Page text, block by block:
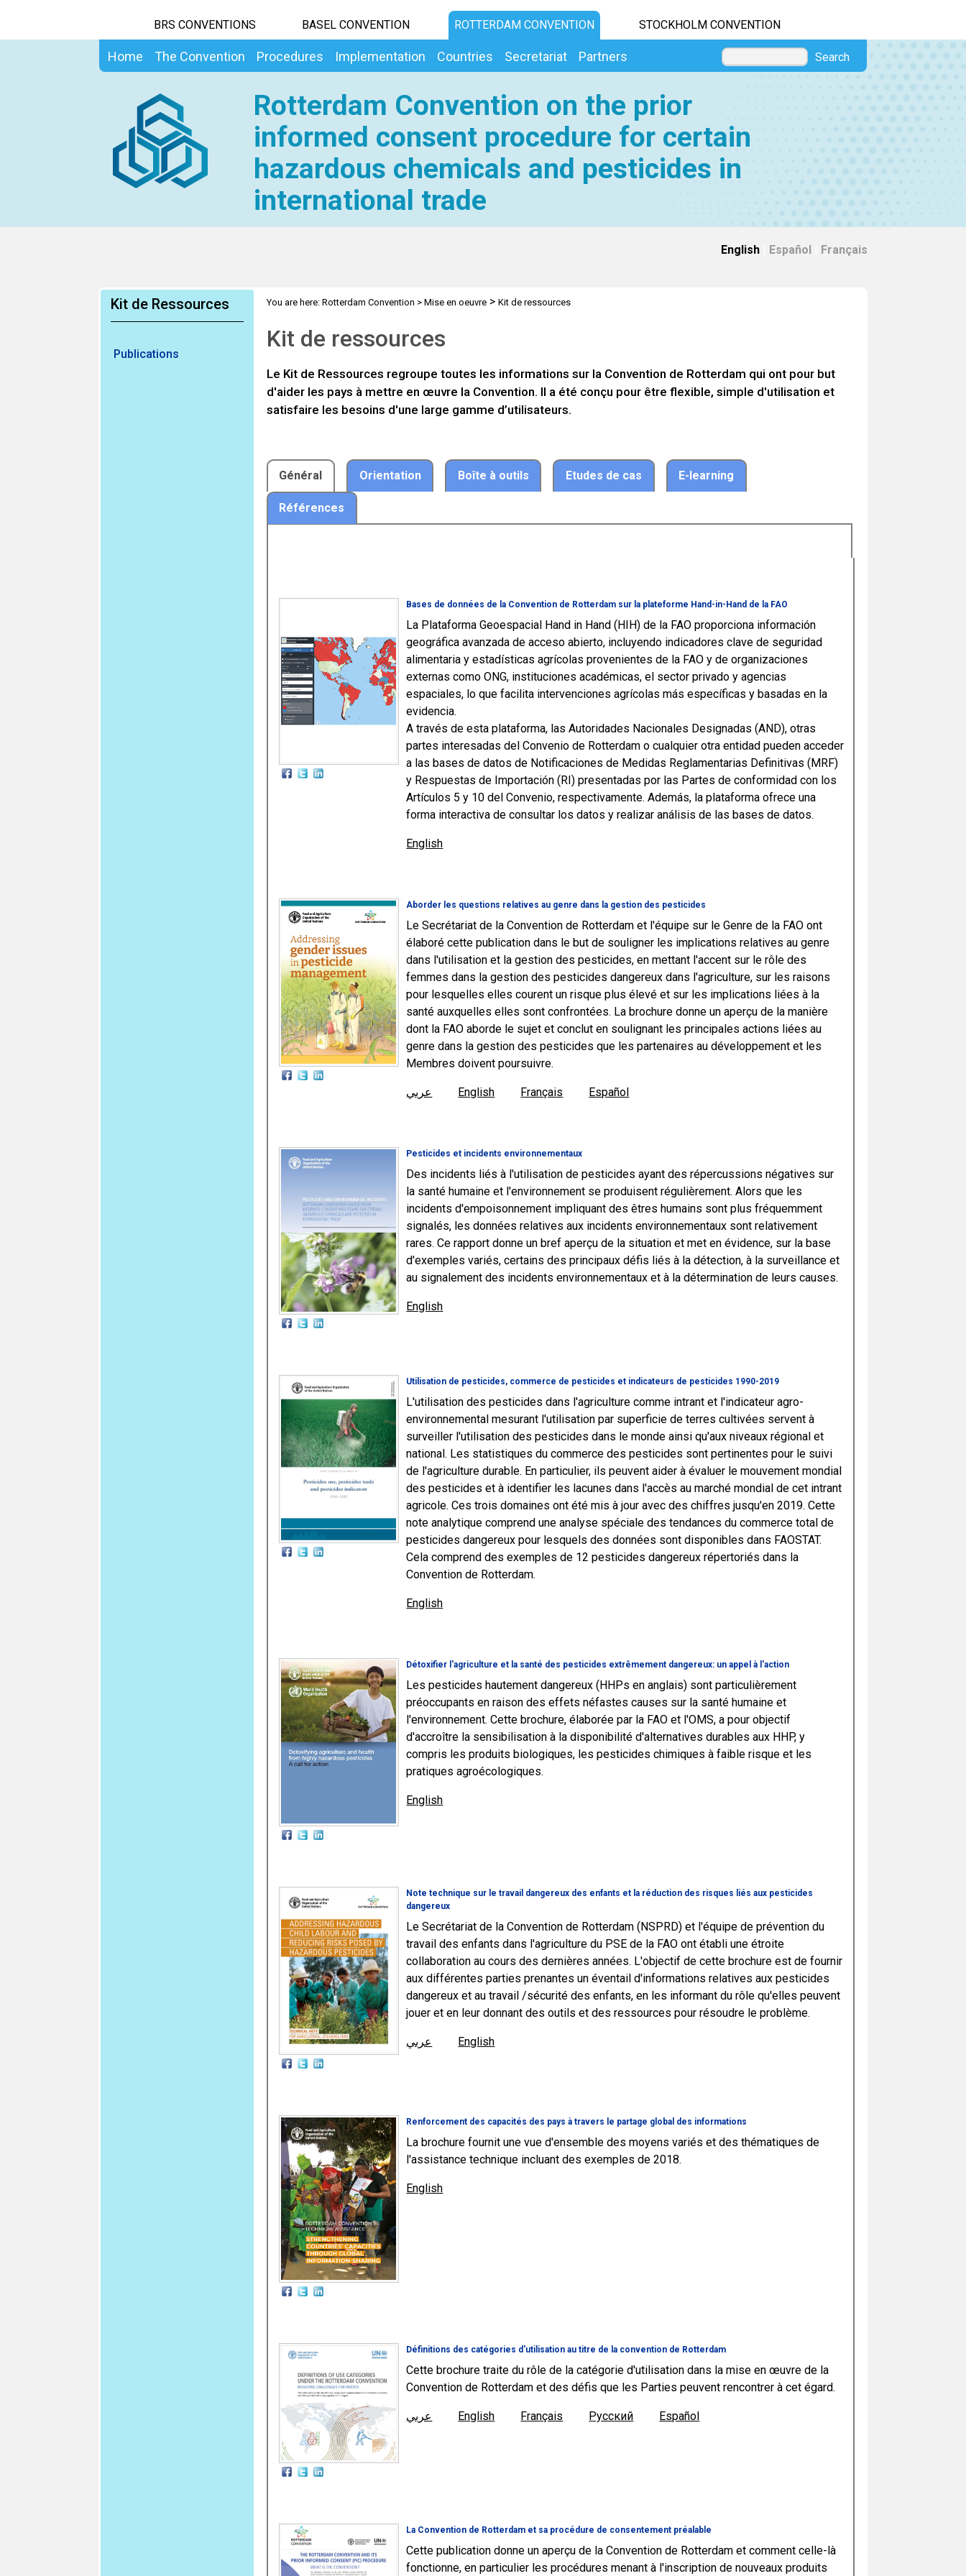
BRS CONVENTIONS BASEL CONVENTION ROTTERDAM CONVENTION STOCKHOLM CONVENTION
Home The Convention Procedures Implementation Countries Secretariat Partners Search
Rotterdam Convention on the prior
informed consent procedure for certain
hazardous chemicals and pesticides in
international trade
English Español Français
Kit de Ressources
Publications
You are here: Rotterdam Convention > Mise en oeuvre> Kit de ressources
Kit de ressources
Le Kit de Ressources regroupe toutes les informations sur la Convention de Rotterdam qui ont pour but
d'aider les pays à mettre en œuvre la Convention. Il a été conçu pour être flexible, simple d'utilisation et
satisfaire les besoins d'une large gamme d’utilisateurs.
Général Orientation Boîte à outils Etudes de cas E-learning
Références
Bases de données de la Convention de Rotterdam sur la plateforme Hand-in-Hand de la FAO
La Plataforma Geoespacial Hand in Hand (HIH) de la FAO proporciona información
geográfica avanzada de acceso abierto, incluyendo indicadores clave de seguridad
alimentaria y estadísticas agrícolas provenientes de la FAO y de organizaciones
externas como ONG, instituciones académicas, el sector privado y agencias
espaciales, lo que facilita intervenciones agrícolas más específicas y basadas en la
evidencia.
A través de esta plataforma, las Autoridades Nacionales Designadas (AND), otras
partes interesadas del Convenio de Rotterdam o cualquier otra entidad pueden acceder
a las bases de datos de Notificaciones de Medidas Reglamentarias Definitivas (MRF)
y Respuestas de Importación (RI) presentadas por las Partes de conformidad con los
Artículos 5 y 10 del Convenio, respectivamente. Además, la plataforma ofrece una
forma interactiva de consultar los datos y realizar análisis de las bases de datos.
English
Aborder les questions relatives au genre dans la gestion des pesticides
Le Secrétariat de la Convention de Rotterdam et l'équipe sur le Genre de la FAO ont
élaboré cette publication dans le but de souligner les implications relatives au genre
dans l'utilisation et la gestion des pesticides, en mettant l'accent sur le rôle des
femmes dans la gestion des pesticides dangereux dans l'agriculture, sur les raisons
pour lesquelles elles courent un risque plus élevé et sur les implications liées à la
santé auxquelles elles sont confrontées. La brochure donne un aperçu de la manière
dont la FAO aborde le sujet et conclut en soulignant les principales actions liées au
genre dans la gestion des pesticides que les partenaires au développement et les
Membres doivent poursuivre.
عربي English Français Español
Pesticides et incidents environnementaux
Des incidents liés à l'utilisation de pesticides ayant des répercussions négatives sur
la santé humaine et l'environnement se produisent régulièrement. Alors que les
incidents d'empoisonnement impliquant des êtres humains sont plus fréquemment
signalés, les données relatives aux incidents environnementaux sont relativement
rares. Ce rapport donne un bref aperçu de la situation et met en évidence, sur la base
d'exemples variés, certains des principaux défis liés à la détection, à la surveillance et
au signalement des incidents environnementaux et à la détermination de leurs causes.
English
Utilisation de pesticides, commerce de pesticides et indicateurs de pesticides 1990-2019
L'utilisation des pesticides dans l'agriculture comme intrant et l'indicateur agro-
environnemental mesurant l'utilisation par superficie de terres cultivées servent à
surveiller l'utilisation des pesticides dans le monde ainsi qu'aux niveaux régional et
national. Les statistiques du commerce des pesticides sont pertinentes pour le suivi
de l'agriculture durable. En particulier, ils peuvent aider à évaluer le mouvement mondial
des pesticides et à identifier les lacunes dans l'accès au marché mondial de cet intrant
agricole. Ces trois domaines ont été mis à jour avec des chiffres jusqu'en 2019. Cette
note analytique comprend une analyse spéciale des tendances du commerce total de
pesticides dangereux pour lesquels des données sont disponibles dans FAOSTAT.
Cela comprend des exemples de 12 pesticides dangereux répertoriés dans la
Convention de Rotterdam.
English
Détoxifier l'agriculture et la santé des pesticides extrêmement dangereux: un appel à l'action
Les pesticides hautement dangereux (HHPs en anglais) sont particulièrement
préoccupants en raison des effets néfastes causes sur la santé humaine et
l'environnement. Cette brochure, élaborée par la FAO et l'OMS, a pour objectif
d'accroître la sensibilisation à la disponibilité d'alternatives durables aux HHP, y
compris les produits biologiques, les pesticides chimiques à faible risque et les
pratiques agroécologiques.
English
Note technique sur le travail dangereux des enfants et la réduction des risques liés aux pesticides
dangereux
Le Secrétariat de la Convention de Rotterdam (NSPRD) et l'équipe de prévention du
travail des enfants dans l'agriculture du PSE de la FAO ont établi une étroite
collaboration au cours des dernières années. L'objectif de cette brochure est de fournir
aux différentes parties prenantes un éventail d'informations relatives aux pesticides
dangereux et au travail /sécurité des enfants, en les informant du rôle qu'elles peuvent
jouer et en leur donnant des outils et des ressources pour résoudre le problème.
عربي English
Renforcement des capacités des pays à travers le partage global des informations
La brochure fournit une vue d'ensemble des moyens variés et des thématiques de
l'assistance technique incluant des exemples de 2018.
English
Définitions des catégories d'utilisation au titre de la convention de Rotterdam
Cette brochure traite du rôle de la catégorie d'utilisation dans la mise en œuvre de la
Convention de Rotterdam et des défis que les Parties peuvent rencontrer à cet égard.
عربي English Français Русский Español
La Convention de Rotterdam et sa procédure de consentement préalable
Cette publication donne un aperçu de la Convention de Rotterdam et comment celle-là
fonctionne, en particulier les procédures menant à l'inscription de nouveaux produits